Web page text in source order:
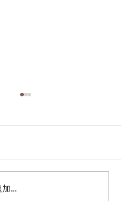
本クラブユース
加…